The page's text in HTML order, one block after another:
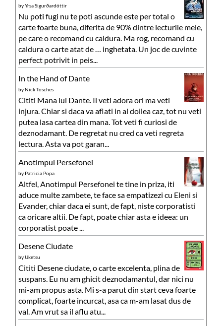
byYrsa Sigurðardóttir
Nu poti fugi nu te poti ascunde este per total o
carte foarte buna, diferita de 90% dintre lecturile mele,
pe care o recomand cu caldura. Ma rog, recomand cu
caldura o carte atat de … inghetata. Un joc de cuvinte
perfect potrivit in peis...
In the Hand of Dante
byNick Tosches
Cititi Mana lui Dante. Il veti adora ori ma veti
injura. Chiar si daca va aflati in al doilea caz, tot nu veti
putea lasa cartea din mana. Tot veti fi curiosi de
deznodamant. De regretat nu cred ca veti regreta
lectura. Asta va pot garan...
Anotimpul Persefonei
by Patricia Popa
Altfel, Anotimpul Persefonei te tine in priza, iti
aduce multe zambete, te face sa empatizezi cu Eleni si
Evander, chiar daca ei sunt, de fapt, niste corporatisti
ca oricare altii. De fapt, poate chiar asta e ideea: un
corporatist poate ...
Desene Ciudate
byUketsu
Cititi Desene ciudate, o carte excelenta, plina de
suspans. Eu nu am ghicit deznodamantul, dar nici nu
mi-am propus asta. Mi s-a parut din start ceva foarte
complicat, foarte incurcat, asa ca m-am lasat dus de
val. Am vrut sa il aflu atu...